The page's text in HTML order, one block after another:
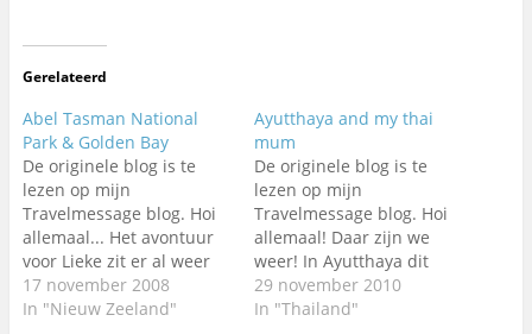
Gerelateerd
Abel Tasman National
Park & Golden Bay
De originele blog is te
lezen op mijn
Travelmessage blog. Hoi
allemaal... Het avontuur
voor Lieke zit er al weer
bijna op. De tijd is
omgevlogen. Zoveel
17 november 2008
In "Nieuw Zeeland"
Ayutthaya and my thai
mum
De originele blog is te
lezen op mijn
Travelmessage blog. Hoi
allemaal! Daar zijn we
weer! In Ayutthaya dit
keer. Een van de oude
koningssteden in
29 november 2010
In "Thailand"